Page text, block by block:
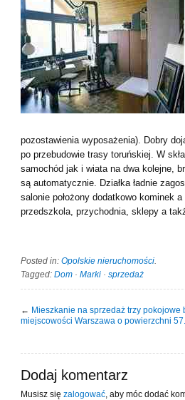
pozostawienia wyposażenia). Dobry
po przebudowie trasy toruńskiej. W
samochód jak i wiata na dwa kolejne,
są automatycznie. Działka ładnie
salonie położony dodatkowo kominek
przedszkola, przychodnia, sklepy a
Posted in: Opolskie nieruchomości.
Tagged: Dom · Marki · sprzedaż
← Mieszkanie na sprzedaż trzy pokojowe
miejscowości Warszawa o powierzchni
Dodaj komentarz
Musisz się zalogować , aby móc dodać